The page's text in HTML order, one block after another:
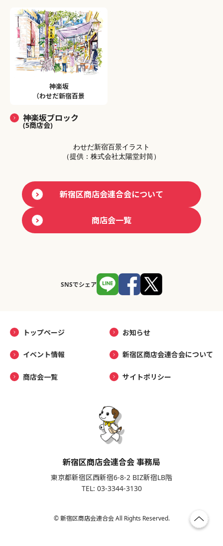
神楽坂
（わせだ新宿百景
神楽坂ブロック
(5商店会)
わせだ新宿百景イラスト
（提供：株式会社太陽堂封筒）
新宿区商店会連合会について
商店会一覧
SNSでシェア
トップページ お知らせ
イベント情報 新宿区商店会連合会について
商店会一覧 サイトポリシー
新宿区商店会連合会 事務局
東京都新宿区西新宿6-8-2 BIZ新宿LB階
TEL: 03-3344-3130
© 新宿区商店会連合会 All Rights Reserved.